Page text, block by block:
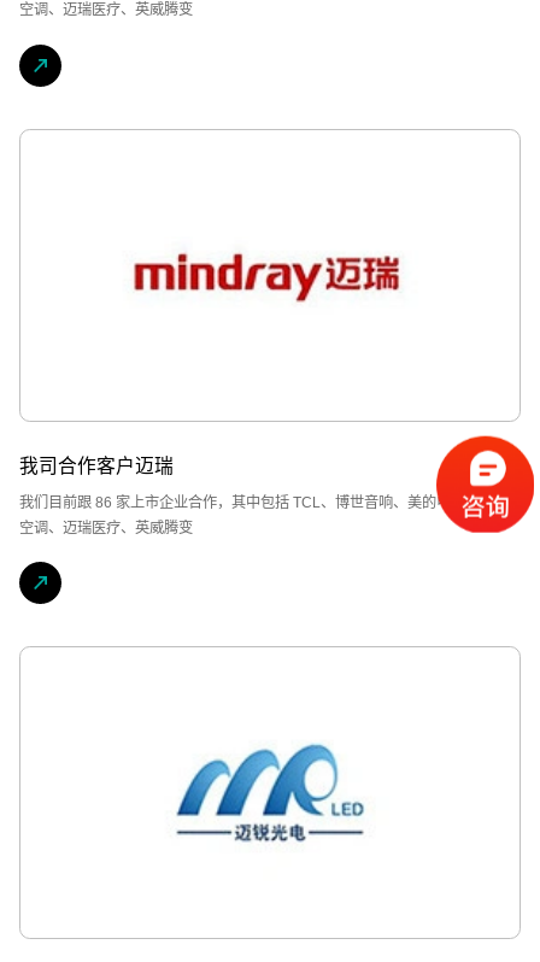
空调、迈瑞医疗、英威腾变
我司合作客户迈瑞
我们目前跟 86 家上市企业合作，其中包括 TCL、博世音响、美的电器、志高
空调、迈瑞医疗、英威腾变